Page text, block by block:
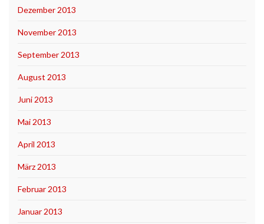
Dezember 2013
November 2013
September 2013
August 2013
Juni 2013
Mai 2013
April 2013
März 2013
Februar 2013
Januar 2013